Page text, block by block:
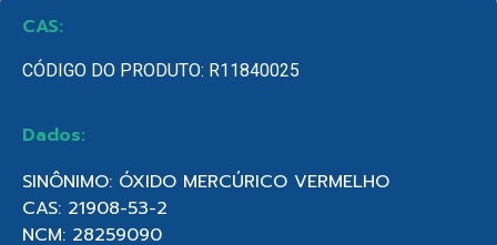
CAS:
CÓDIGO DO PRODUTO: R11840025
Dados:
SINÔNIMO: ÓXIDO MERCÚRICO VERMELHO
CAS: 21908-53-2
NCM: 28259090